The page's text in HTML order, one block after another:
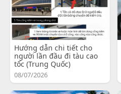
Hướng dẫn chi tiết cho
người lần đầu đi tàu cao
tốc (Trung Quốc)
08/07/2026